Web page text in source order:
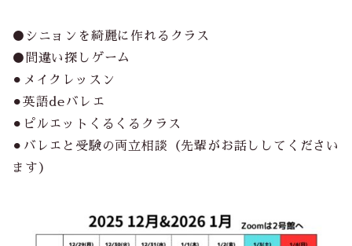
●シニョンを綺麗に作れるクラス
●間違い探しゲーム
⚫︎メイクレッスン
⚫︎英語deバレエ
⚫︎ピルエットくるくるクラス
⚫︎バレエと受験の両立相談（先輩がお話ししてください
ます）